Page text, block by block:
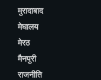
मुरादाबाद
मेघालय
मेरठ
मैनपुरी
राजनीति